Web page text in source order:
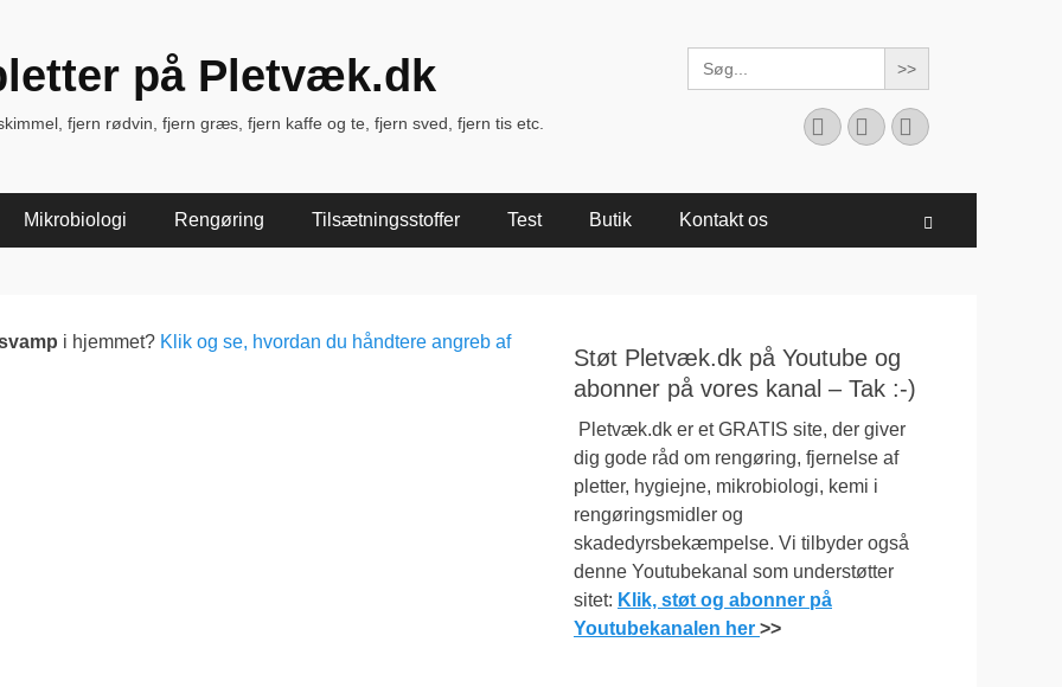
på Pletvæk.dk
fjern rødvin, fjern græs, fjern kaffe og te, fjern sved, fjern tis etc.
Search
for:
Facebook
YouTubeInstagram
Mikrobiologi Rengøring Tilsætningsstoffer Test Butik Kontakt os
i hjemmet? Klik og se, hvordan du håndtere angreb af
Støt Pletvæk.dk på Youtube og
abonner på vores kanal – Tak :-)
Pletvæk.dk er et GRATIS site, der giver
dig gode råd om rengøring, fjernelse af
pletter, hygiejne, mikrobiologi, kemi i
rengøringsmidler og
skadedyrsbekæmpelse. Vi tilbyder også
denne Youtubekanal som understøtter
sitet: Klik, støt og abonner på
Youtubekanalen her >>